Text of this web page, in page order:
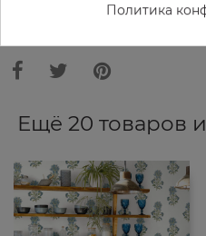
В связи с различными
Ещё 20 товаров
Политика